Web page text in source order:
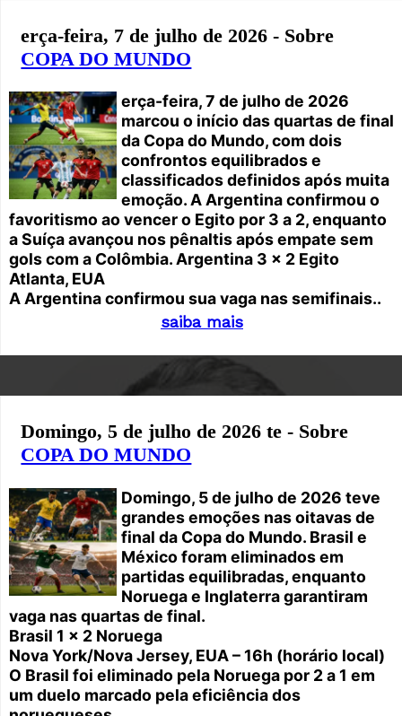
erça-feira, 7 de julho de 2026 - Sobre
COPA DO MUNDO
erça-feira, 7 de julho de 2026
marcou o início das quartas de final
da Copa do Mundo, com dois
confrontos equilibrados e
classificados definidos após muita
emoção. A Argentina confirmou o
favoritismo ao vencer o Egito por 3 a 2, enquanto
a Suíça avançou nos pênaltis após empate sem
gols com a Colômbia. Argentina 3 x 2 Egito
Atlanta, EUA
A Argentina confirmou sua vaga nas semifinais..
saiba mais
Domingo, 5 de julho de 2026 te - Sobre
COPA DO MUNDO
Domingo, 5 de julho de 2026 teve
grandes emoções nas oitavas de
final da Copa do Mundo. Brasil e
México foram eliminados em
partidas equilibradas, enquanto
Noruega e Inglaterra garantiram
vaga nas quartas de final.
Brasil 1 x 2 Noruega
Nova York/Nova Jersey, EUA – 16h (horário local)
O Brasil foi eliminado pela Noruega por 2 a 1 em
um duelo marcado pela eficiência dos